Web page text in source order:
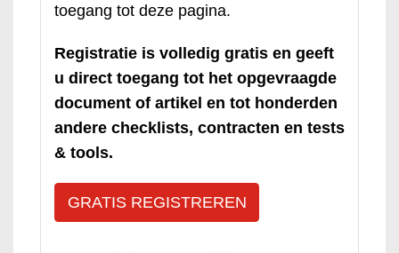
toegang tot deze pagina.
Registratie is volledig gratis en geeft
u direct toegang tot het opgevraagde
document of artikel en tot honderden
andere checklists, contracten en tests
& tools.
GRATIS REGISTREREN